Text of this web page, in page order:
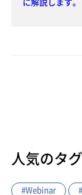
人気のタグ
#Webinar